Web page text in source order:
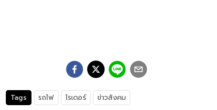
Tags รถไฟ ไรเดอร์ ข่าวสังคม